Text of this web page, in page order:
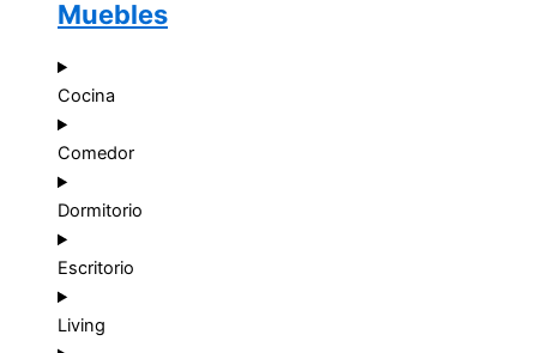
Muebles
Cocina
Comedor
Dormitorio
Escritorio
Living